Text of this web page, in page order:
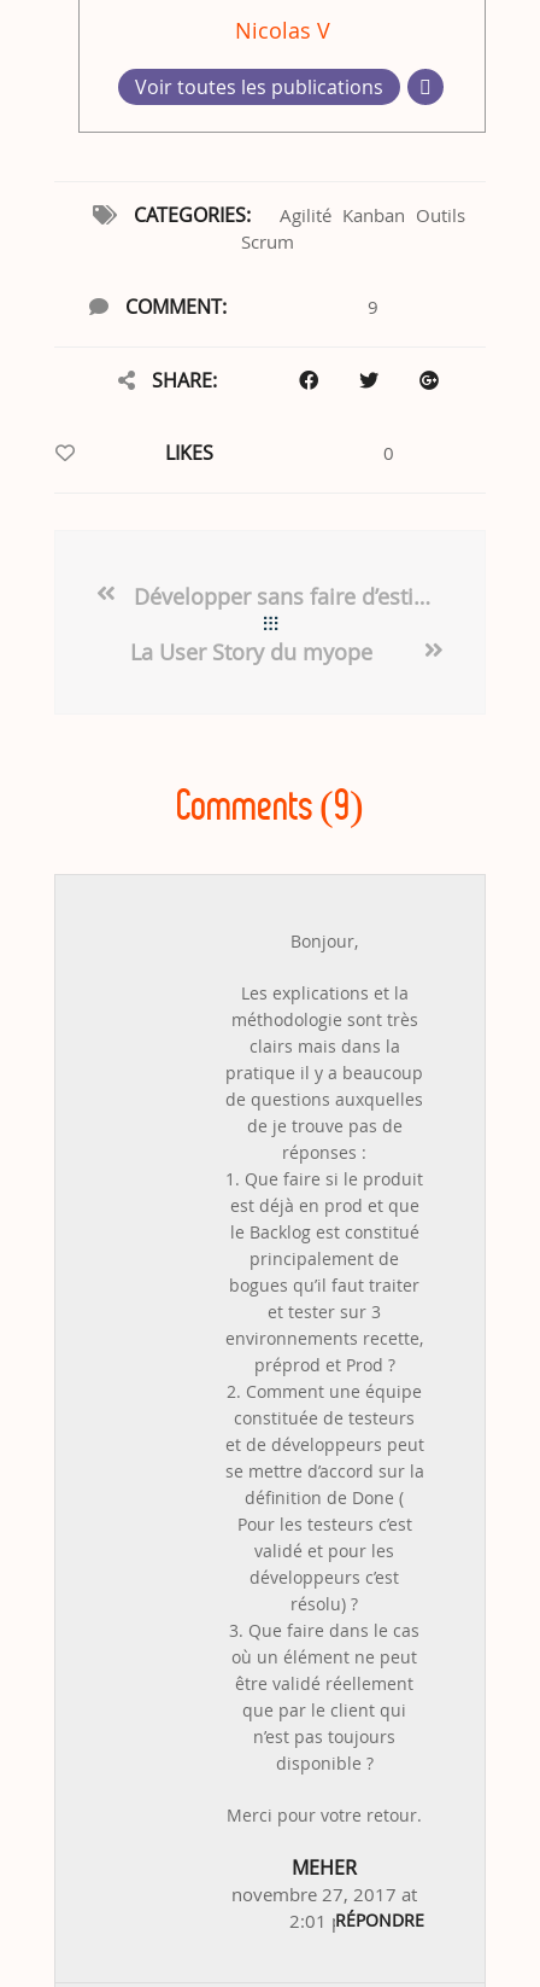
Nicolas V
Voir toutes les publications
CATEGORIES: Agilité Kanban Outils
Scrum
COMMENT: 9
SHARE:
LIKES 0
Développer sans faire d’estimation, le mouvement #NoEstimates
La User Story du myope
Comments (9)
Bonjour,
Les explications et la
méthodologie sont très
clairs mais dans la
pratique il y a beaucoup
de questions auxquelles
de je trouve pas de
réponses :
1. Que faire si le produit
est déjà en prod et que
le Backlog est constitué
principalement de
bogues qu’il faut traiter
et tester sur 3
environnements recette,
préprod et Prod ?
2. Comment une équipe
constituée de testeurs
et de développeurs peut
se mettre d’accord sur la
définition de Done (
Pour les testeurs c’est
validé et pour les
développeurs c’est
résolu) ?
3. Que faire dans le cas
où un élément ne peut
être validé réellement
que par le client qui
n’est pas toujours
disponible ?
Merci pour votre retour.
MEHER
novembre 27, 2017 at
2:01 pmRÉPONDRE